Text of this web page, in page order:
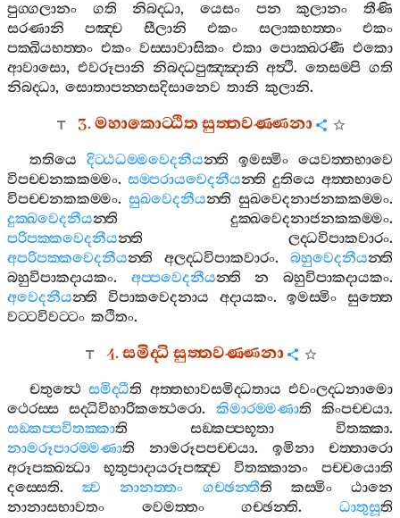
පුග‍්ගලානං
ගති නිබද‍්ධා,යෙසං පන කුලානං
තීණි
සරණානි
පඤ‍්ච සීලානි එකං සලාකභත‍්තං
එකං
පක‍්ඛියභත‍්තං එකං වස‍්සාවාසිකං එකා පොක‍්ඛරණී එකො
ආවාසො, එවරූපානි නිබද‍්ධපුඤ‍්ඤානි අත්‍ථි.තෙසම‍්පි ගති
නිබද‍්ධා, සොතාපන‍්නසදිසානෙව තානි කුලානි.
3.මහාකොට‍්ඨිතසුත‍්තවණ‍්ණනා
තතියෙ දිට‍්ඨධම‍්මවෙදනීයන‍්ති ඉමස‍්මිං යෙවත‍්තභාවෙ
විපච‍්චනකකම‍්මං. සම‍්පරායවෙදනීයන‍්ති දුතියෙ අත‍්තභාවෙ
විපච‍්චනකකම‍්මං. සුඛවෙදනීයන‍්ති සුඛවෙදනාජනකකම‍්මං.
දුක‍්ඛවෙදනීයන‍්ති දුක‍්ඛවෙදනාජනකකම‍්මං.
පරිපක‍්කවෙදනීයන‍්ති ලද‍්ධවිපාකවාරං.
අපරිපක‍්කවෙදනීයන‍්ති අලද‍්ධවිපාකවාරං. බහුවෙදනීයන‍්ති
බහුවිපාකදායකං. අප‍්පවෙදනීයන‍්ති න බහුවිපාකදායකං.
අවෙදනීයන‍්ති විපාකවෙදනාය අදායකං.ඉමස‍්මිං
සුත‍්තෙ
වට‍්ටවිවට‍්ටං කථිතං.
4.සමිද‍්ධිසුත‍්තවණ‍්ණනා
චතුත්‍ථෙ සමිද‍්ධීති අත‍්තභාවසමිද‍්ධතාය එවංලද‍්ධනාමො
ථෙරස‍්ස සද‍්ධිවිහාරිකත්‍ථෙරො. කිමාරම‍්මණාති කිංපච‍්චයා.
සඞ‍්කප‍්පවිතක‍්කාති සඞ‍්කප‍්පභූතා විතක‍්කා.
නාමරූපාරම‍්මණාති නාමරූපපච‍්චයා. ඉමිනා
චත‍්තාරො
අරූපක‍්ඛන්‍ධා
භූතුපාදායරූපඤ‍්ච විතක‍්කානං
පච‍්චයොති
දස‍්සෙති.ක්‍ව නානත‍්තං ගච‍්ඡන‍්තීති කස‍්මිං
ඨානෙ
නානාසභාවතං
වෙමත‍්තං ගච‍්ඡන‍්ති.ධාතුසූති